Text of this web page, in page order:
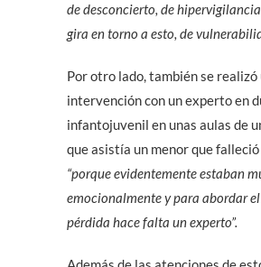
de desconcierto, de
gira en torno a esto, de
Por otro lado, también se realizó
intervención con un experto en
infantojuvenil en unas aulas de
que asistía un menor que
“porque evidentemente estaban
emocionalmente y para abordar
pérdida hace falta un experto”.